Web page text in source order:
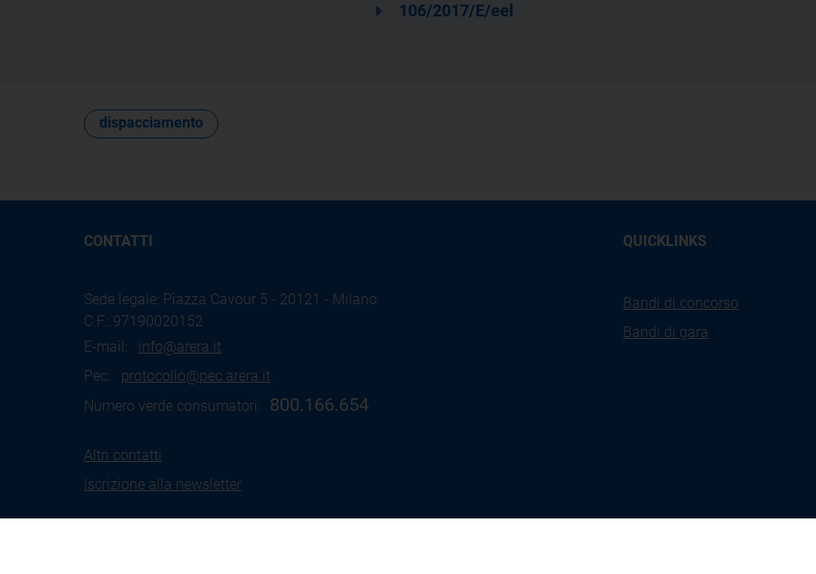
106/2017/E/eel
dispacciamento
CONTATTI
Sede legale: Piazza Cavour 5 - 20121 - Milano
C.F.: 97190020152
E-mail: info@arera.it
Pec: protocollo@pec.arera.it
Numero verde consumatori:
800.166.654
Altri contatti
Iscrizione alla newsletter
QUICKLINKS
Bandi di concorso
Bandi di gara